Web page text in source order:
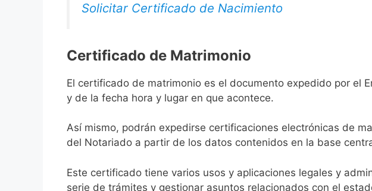
Solicitar Certificado de Nacimiento
Certificado de Matrimonio
El certificado de matrimonio es el documento expedido por el
y de la fecha hora y lugar en que acontece.
Así mismo, podrán expedirse certificaciones electrónicas de
del Notariado a partir de los datos contenidos en la base
Este certificado tiene varios usos y aplicaciones legales y
serie de trámites y gestionar asuntos relacionados con el